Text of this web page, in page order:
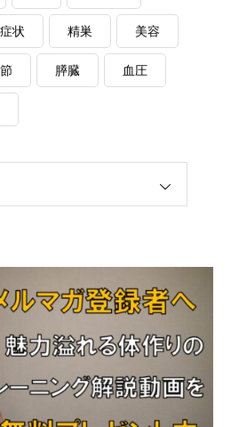
症状 精巣 美容
膵臓 血圧